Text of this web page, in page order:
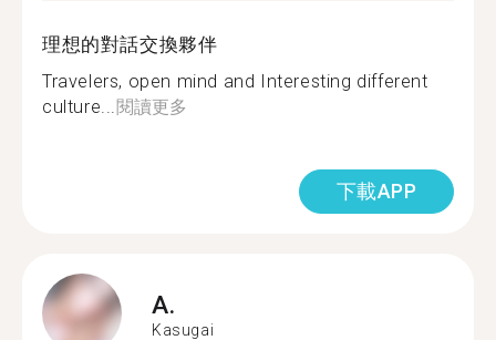
理想的對話交換夥伴
Travelers, open mind and Interesting different
culture... 閱讀更多
下載APP
A.
Kasugai